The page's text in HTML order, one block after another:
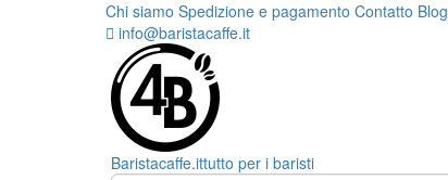
Chi siamo Spedizione e pagamento Contatto Blog
info@baristacaffe.it
Baristacaffe.ittutto per i baristi